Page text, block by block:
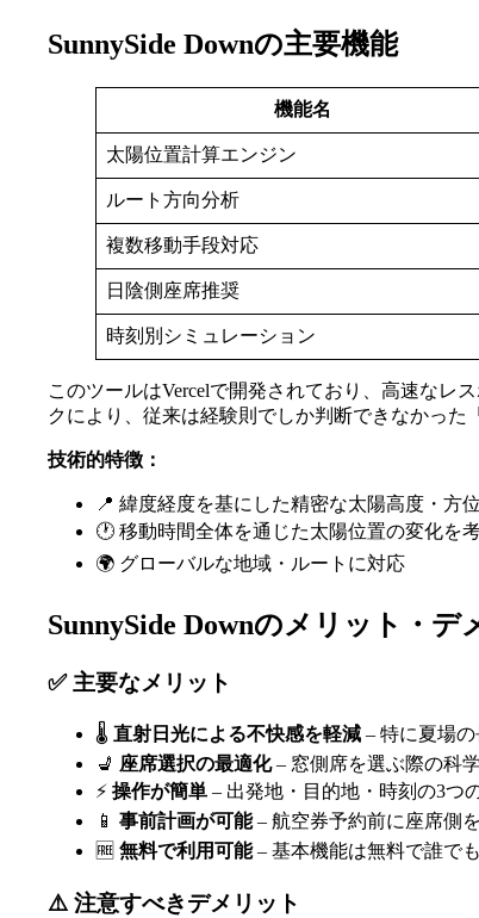
SunnySide Downの主要機能
機能名
太陽位置計算エンジン
ルート方向分析
複数移動手段対応
日陰側座席推奨
時刻別シミュレーション
このツールはVercelで開発されており、高速なレ
クにより、従来は経験則でしか判断できなかった
技術的特徴：
📍 緯度経度を基にした精密な太陽高度・方
🕐 移動時間全体を通じた太陽位置の変化を
🌍 グローバルな地域・ルートに対応
SunnySide Downのメリット・デ
✅ 主要なメリット
🌡️ 直射日光による不快感を軽減 – 特に夏場
💺 座席選択の最適化– 窓側席を選ぶ際の科
⚡ 操作が簡単 – 出発地・目的地・時刻の3つ
📱 事前計画が可能– 航空券予約前に座席側
🆓 無料で利用可能– 基本機能は無料で誰で
⚠️ 注意すべきデメリット